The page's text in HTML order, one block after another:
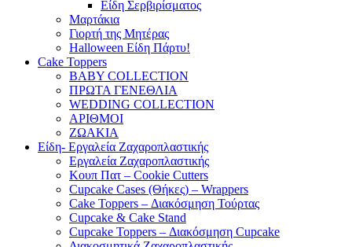
Είδη Σερβιρίσματος
Μαρτάκια
Γιορτή της Μητέρας
Halloween Είδη Πάρτυ!
Cake Toppers
BABY COLLECTION
ΠΡΩΤΑ ΓΕΝΕΘΛΙΑ
WEDDING COLLECTION
ΑΡΙΘΜΟΙ
ΖΩΑΚΙΑ
Είδη- Εργαλεία Ζαχαροπλαστικής
Εργαλεία Ζαχαροπλαστικής
Κουπ Πατ – Cookie Cutters
Cupcake Cases (Θήκες) – Wrappers
Cake Toppers – Διακόσμηση Τούρτας
Cupcake & Cake Stand
Cupcake Toppers – Διακόσμηση Cupcake